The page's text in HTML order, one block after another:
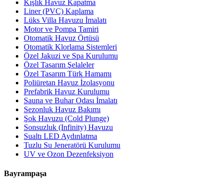
Kışlık Havuz Kapatma
Liner (PVC) Kaplama
Lüks Villa Havuzu İmalatı
Motor ve Pompa Tamiri
Otomatik Havuz Örtüsü
Otomatik Klorlama Sistemleri
Özel Jakuzi ve Spa Kurulumu
Özel Tasarım Şelaleler
Özel Tasarım Türk Hamamı
Poliüretan Havuz İzolasyonu
Prefabrik Havuz Kurulumu
Sauna ve Buhar Odası İmalatı
Sezonluk Havuz Bakımı
Şok Havuzu (Cold Plunge)
Sonsuzluk (Infinity) Havuzu
Sualtı LED Aydınlatma
Tuzlu Su Jeneratörü Kurulumu
UV ve Ozon Dezenfeksiyon
Bayrampaşa